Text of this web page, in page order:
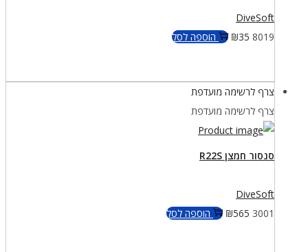
DiveSoft
8019
₪35 הוספה לסל
צרף לרשימה מועדפת
צרף לרשימה מועדפת
סנסור חמצן R22S
DiveSoft
3001
₪565 הוספה לסל